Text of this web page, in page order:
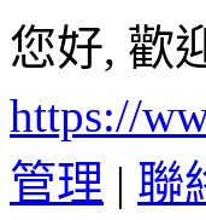
您好, 歡
https://
管理 | 聯